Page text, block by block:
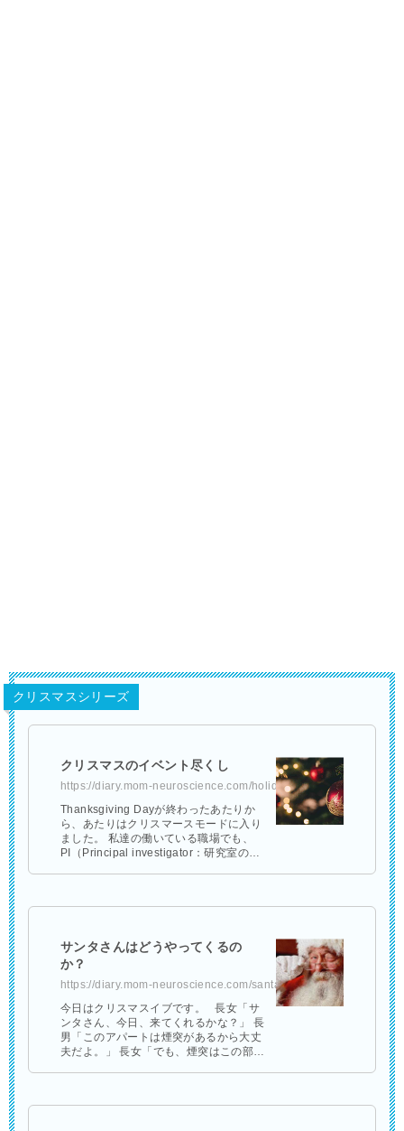
クリスマスシリーズ
クリスマスのイベント尽くし
https://diary.mom-neuroscience.com/holiday-party/
Thanksgiving Dayが終わったあたりか
ら、あたりはクリスマースモードに入り
ました。 私達の働いている職場でも、
PI（Principal investigator：研究室のボ
サンタさんはどうやってくるの
か？
https://diary.mom-neuroscience.com/santa-claus/
今日はクリスマスイブです。 長女「サ
ンタさん、今日、来てくれるかな？」 長
男「このアパートは煙突があるから大丈
夫だよ。」 長女「でも、煙突はこの部屋